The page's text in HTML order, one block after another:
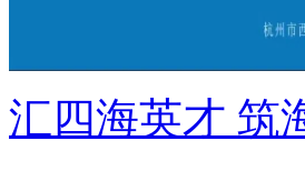
汇四海英才 筑